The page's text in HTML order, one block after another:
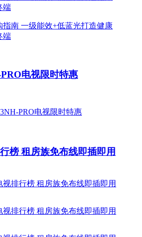
电视限时特惠
榜 租房族免布线即插即用